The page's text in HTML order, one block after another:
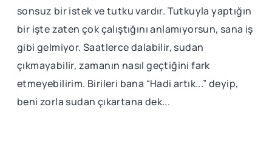
sonsuz bir istek ve tutku vardır. Tutkuyla yaptığın
bir işte zaten çok çalıştığını anlamıyorsun, sana iş
gibi gelmiyor. Saatlerce dalabilir, sudan
çıkmayabilir, zamanın nasıl geçtiğini fark
etmeyebilirim. Birileri bana “Hadi artık...” deyip,
beni zorla sudan çıkartana dek...